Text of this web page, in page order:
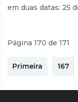
em duas datas: 25
Página 170 de 171
Primeira 167